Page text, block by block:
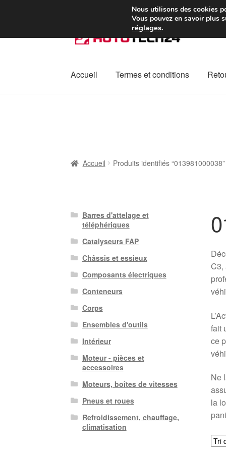
Colissimo livraison à
à
navigation
au
Accueil
Termes et conditions
Accueil Produits identifiés “013981000038”
C3,
fait
ce
Ne
la
Barres d'attelage et
téléphériques
Catalyseurs FAP
Châssis et essieux
Composants électriques
Conteneurs
Corps
Ensembles d'outils
Intérieur
Moteur - pièces et
accessoires
Moteurs, boîtes de vitesses
Pneus et roues
Refroidissement, chauffage,
climatisation
Nous utilisons des cookies
Vous pouvez en savoir plus
réglages.